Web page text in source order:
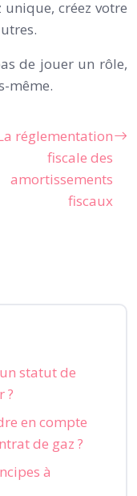
unique, créez votre
de jouer un rôle,
même.
réglementation
fiscale des
amortissements
fiscaux
statut de
?
en compte
de gaz ?
à